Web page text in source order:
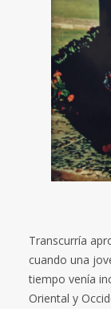
Transcurría
cuando una
tiempo venía
Oriental y